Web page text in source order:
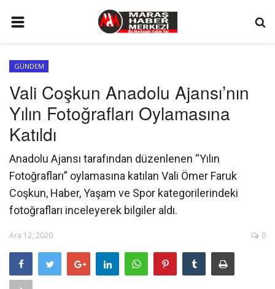
GÜNDEM
SİYASET
EKONOMİ
EĞİTİM
SPOR
İLETİŞİM
KÜNYE
FOTO GALERİ
KÜLTÜR SANAT
GÜNDEM
Vali Coşkun Anadolu Ajansı’nın
Yılın Fotoğrafları Oylamasına
Katıldı
Anadolu Ajansı tarafından düzenlenen “Yılın
Fotoğrafları” oylamasına katılan Vali Ömer Faruk
Coşkun, Haber, Yaşam ve Spor kategorilerindeki
fotoğrafları inceleyerek bilgiler aldı.
Ara 12, 2020 0